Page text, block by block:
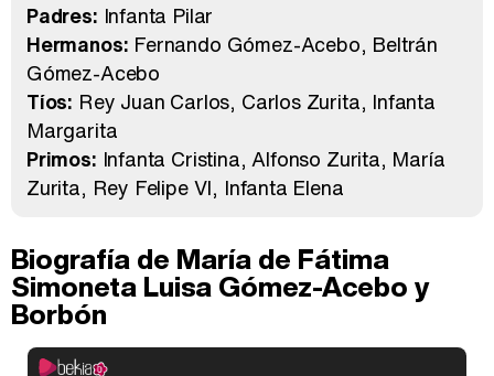
Padres: Infanta Pilar
Hermanos: Fernando Gómez-Acebo Beltrán
Gómez-Acebo
Tíos: Rey Juan Carlos Carlos Zurita Infanta
Margarita
Primos: Infanta Cristina Alfonso Zurita María
Zurita Rey Felipe VI Infanta Elena
Biografía de María de Fátima
Simoneta Luisa Gómez-Acebo y
Borbón